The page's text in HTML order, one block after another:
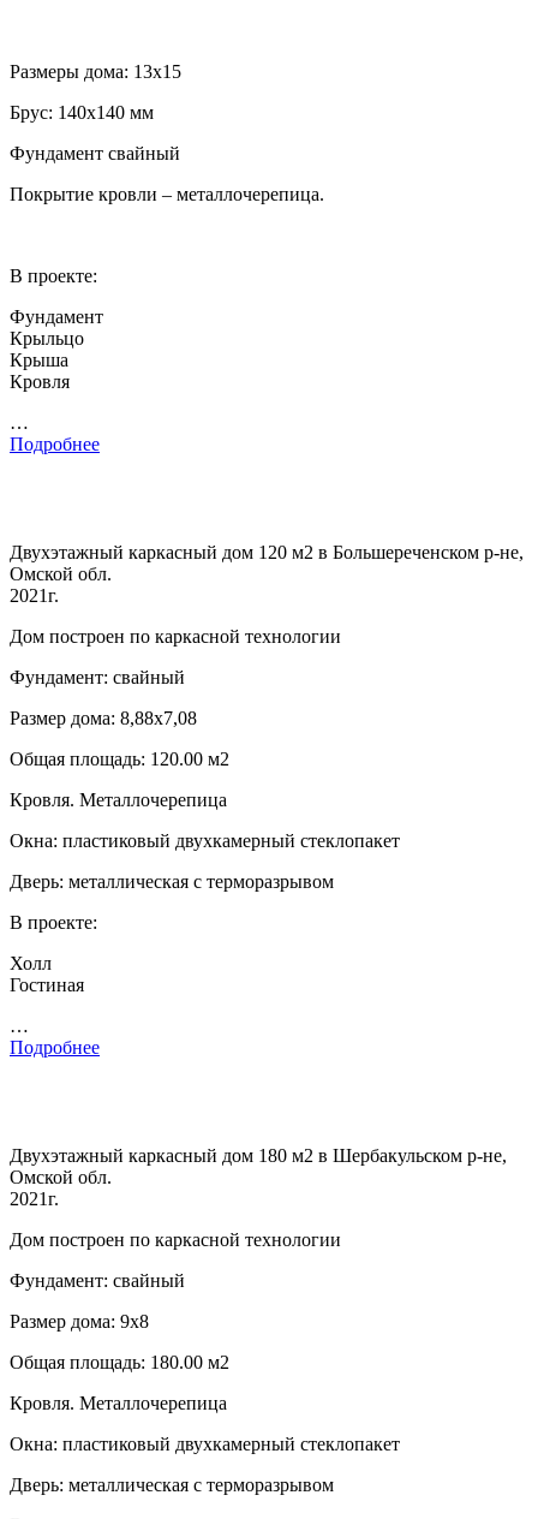
Размеры дома: 13х15
Брус: 140х140 мм
Фундамент свайный
Покрытие кровли – металлочерепица.
В проекте:
Фундамент
Крыльцо
Крыша
Кровля
…
Подробнее
Двухэтажный каркасный дом 120 м2 в Большереченском р-не,
Омской обл.
2021г.
Дом построен по каркасной технологии
Фундамент: свайный
Размер дома: 8,88х7,08
Общая площадь: 120.00 м2
Кровля. Металлочерепица
Окна: пластиковый двухкамерный стеклопакет
Дверь: металлическая с терморазрывом
В проекте:
Холл
Гостиная
…
Подробнее
Двухэтажный каркасный дом 180 м2 в Шербакульском р-не,
Омской обл.
2021г.
Дом построен по каркасной технологии
Фундамент: свайный
Размер дома: 9х8
Общая площадь: 180.00 м2
Кровля. Металлочерепица
Окна: пластиковый двухкамерный стеклопакет
Дверь: металлическая с терморазрывом